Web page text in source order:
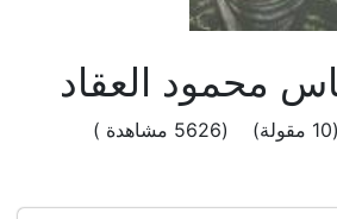
محمود العقاد
)